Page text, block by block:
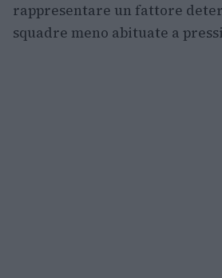
rappresentare un fattore
squadre meno abituate a